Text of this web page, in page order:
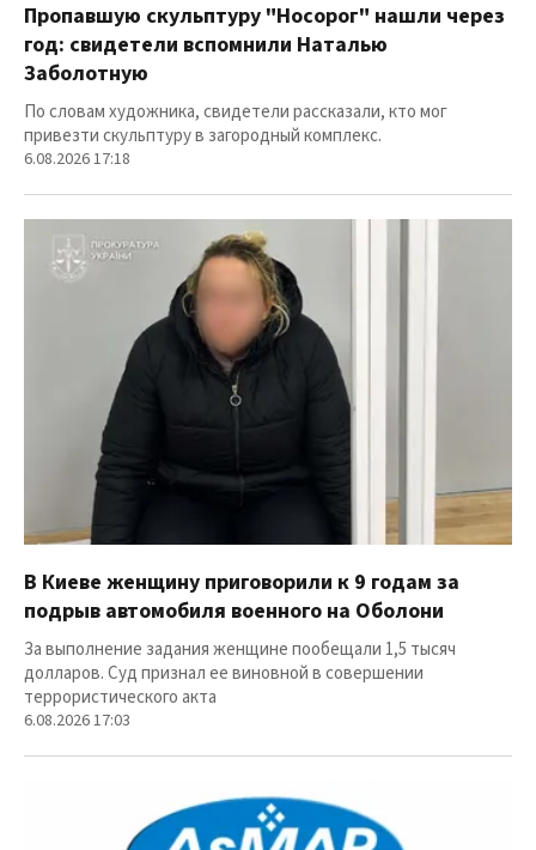
Пропавшую скульптуру "Носорог" нашли через
год: свидетели вспомнили Наталью
Заболотную
По словам художника, свидетели рассказали, кто мог
привезти скульптуру в загородный комплекс.
6.08.2026 17:18
В Киеве женщину приговорили к 9 годам за
подрыв автомобиля военного на Оболони
За выполнение задания женщине пообещали 1,5 тысяч
долларов. Суд признал ее виновной в совершении
террористического акта
6.08.2026 17:03